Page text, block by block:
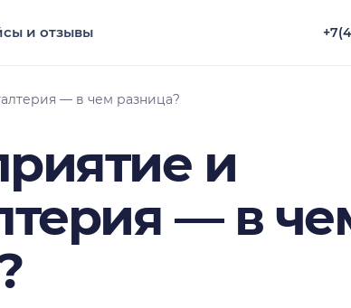
и отзывы
— в чем разница?
и
— в